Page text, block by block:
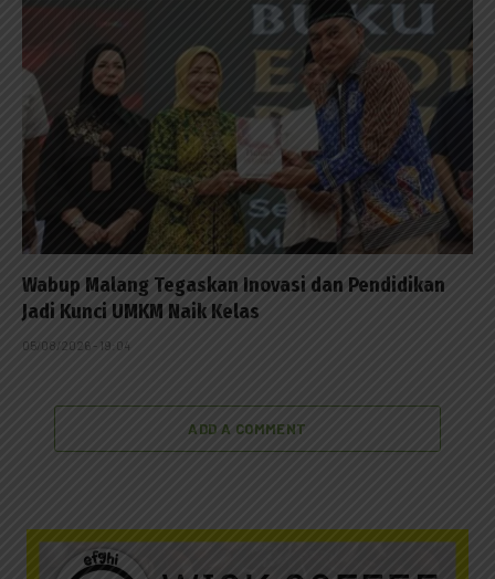
Wabup Malang Tegaskan Inovasi dan Pendidikan
Jadi Kunci UMKM Naik Kelas
05/08/2026 - 19:04
ADD A COMMENT